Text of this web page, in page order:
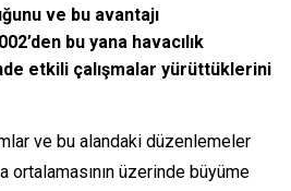
ve bu avantajı
bu yana havacılık
etkili çalışmalar yürüttüklerini
ve bu alandaki düzenlemeler
ortalamasının üzerinde büyüme